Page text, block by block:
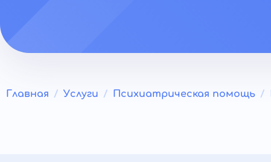
Главная Услуги Психиатрическая помощь